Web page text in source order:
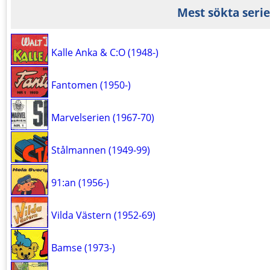
Mest sökta
Kalle Anka & C:O (1948-)
Fantomen (1950-)
Marvelserien (1967-70)
Stålmannen (1949-99)
91:an (1956-)
Vilda Västern (1952-69)
Bamse (1973-)